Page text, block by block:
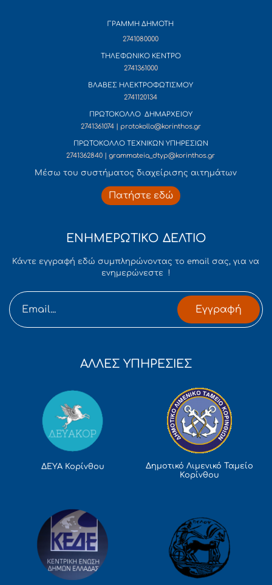
ΓΡΑΜΜΗ ΔΗΜΟΤΗ
2741080000
ΤΗΛΕΦΩΝΙΚΟ ΚΕΝΤΡΟ
2741361000
ΒΛΑΒΕΣ ΗΛΕΚΤΡΟΦΩΤΙΣΜΟΥ
2741120134
ΠΡΩΤΟΚΟΛΛΟ ΔΗΜΑΡΧΕΙΟΥ
2741361074 | protokollo@korinthos.gr
ΠΡΩΤΟΚΟΛΛΟ ΤΕΧΝΙΚΩΝ ΥΠΗΡΕΣΙΩΝ
2741362840 | grammateia_dtyp@korinthos.gr
Mέσω του συστήματος διαχείρισης αιτημάτων
Πατήστε εδώ
ΕΝΗΜΕΡΩΤΙΚΟ ΔΕΛΤΙΟ
Κάντε εγγραφή εδώ συμπληρώνοντας το email σας, για να
ενημερώνεστε !
Εγγραφή
ΑΛΛΕΣ ΥΠΗΡΕΣΙΕΣ
ΔΕΥΑ Κορίνθου
Δημοτικό Λιμενικό Ταμείο
Κορίνθου